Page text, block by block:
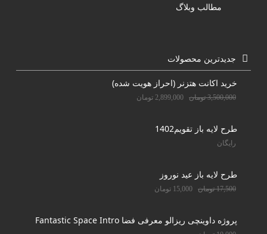
مطالب وبلاگ
جدیدترین محصولات
خرید اکانت هتزنر (احراز هویت شده)
3,500,000 تومان 2,899,000 تومان
طرح لایه باز تقویم1402
رایگان
طرح لایه باز عید نوروز
17,500 تومان 15,000 تومان
پروژه داوینچی ریزالو معرفی فضا Fantastic Space Intro